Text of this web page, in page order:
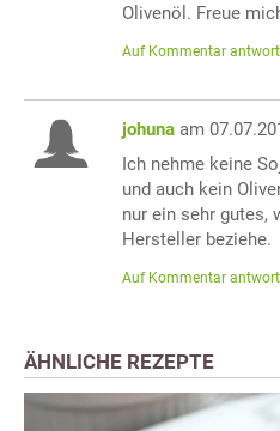
Olivenöl. Freue
Auf Kommentar
johuna am
Ich nehme keine
und auch kein
nur ein sehr gutes,
Hersteller beziehe.
Auf Kommentar
ÄHNLICHE REZEPTE